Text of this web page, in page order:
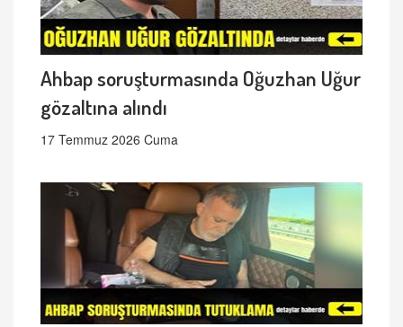
Ahbap soruşturmasında Oğuzhan Uğur
gözaltına alındı
17 Temmuz 2026 Cuma